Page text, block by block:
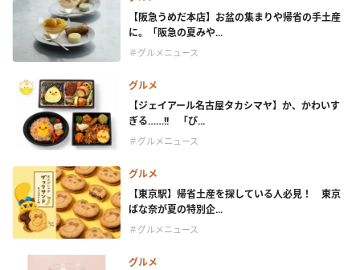
【阪急うめだ本店】お盆の集まりや帰省の手土産
に。「阪急の夏みや...
＃グルメニュース
グルメ
【ジェイアール名古屋タカシマヤ】か、かわいす
ぎる……!! 「ぴ...
＃グルメニュース
グルメ
【東京駅】帰省土産を探している人必見！ 東京
ばな奈が夏の特別企...
＃グルメニュース
グルメ